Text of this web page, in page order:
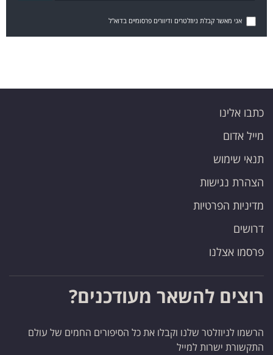
אני מאשר קבלת ניוזלטרים ודיוורים פרסומיים בדוא"ל
כתבו אלינו
מייל אדום
תנאי שימוש
הצהרת נגישות
מדיניות הפרטיות
דרושים
פרסמו אצלנו
רוצים להשאר מעודכנים?
הרשמו לניוזלטר שלנו וקבלו את כל הסיפורים החמים של עולם
התקשורת ישרות למייל